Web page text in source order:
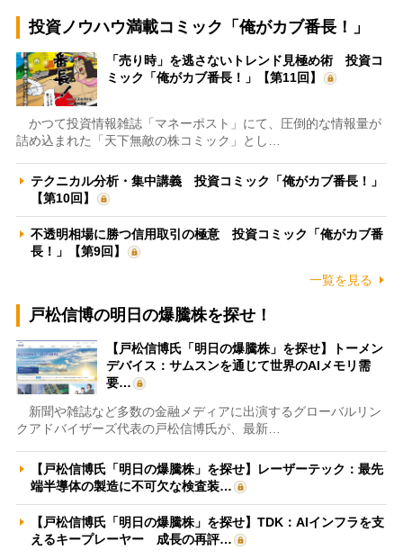
投資ノウハウ満載コミック「俺がカブ番長！」
「売り時」を逃さないトレンド見極め術 投資コ
ミック「俺がカブ番長！」【第11回】
かつて投資情報雑誌「マネーポスト」にて、圧倒的な情報量が
詰め込まれた「天下無敵の株コミック」とし…
テクニカル分析・集中講義 投資コミック「俺がカブ番長！」
【第10回】
不透明相場に勝つ信用取引の極意 投資コミック「俺がカブ番
長！」【第9回】
一覧を見る
戸松信博の明日の爆騰株を探せ！
【戸松信博氏「明日の爆騰株」を探せ】トーメン
デバイス：サムスンを通じて世界のAIメモリ需
要…
新聞や雑誌など多数の金融メディアに出演するグローバルリン
クアドバイザーズ代表の戸松信博氏が、最新…
【戸松信博氏「明日の爆騰株」を探せ】レーザーテック：最先
端半導体の製造に不可欠な検査装…
【戸松信博氏「明日の爆騰株」を探せ】TDK：AIインフラを支
えるキープレーヤー 成長の再評…